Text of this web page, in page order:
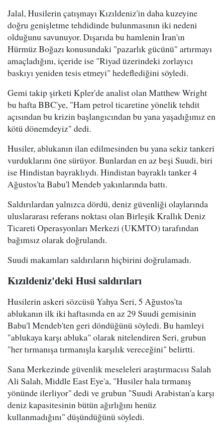
Jalal, Husilerin çatışmayı Kızıldeniz'in daha kuzeyine
doğru genişletme tehdidinde bulunmasının iki nedeni
olduğunu savunuyor. Dışarıda bu hamlenin İran'ın
Hürmüz Boğazı konusundaki "pazarlık gücünü" artırmayı
amaçladığını, içeride ise "Riyad üzerindeki zorlayıcı
baskıyı yeniden tesis etmeyi" hedeflediğini söyledi.
Gemi takip şirketi Kpler'de analist olan Matthew Wright
bu hafta BBC'ye, "Ham petrol ticaretine yönelik tehdit
açısından bu krizin başlangıcından bu yana yaşadığımız en
kötü dönemdeyiz" dedi.
Husiler, ablukanın ilan edilmesinden bu yana sekiz tankeri
vurduklarını öne sürüyor. Bunlardan en az beşi Suudi, biri
ise Hindistan bayraklıydı. Hindistan bayraklı tanker 4
Ağustos'ta Babu'l Mendeb yakınlarında battı.
Saldırılardan yalnızca dördü, deniz güvenliği olaylarında
uluslararası referans noktası olan Birleşik Krallık Deniz
Ticareti Operasyonları Merkezi (UKMTO) tarafından
bağımsız olarak doğrulandı.
Suudi makamları saldırıların hiçbirini doğrulamadı.
Kızıldeniz'deki Husi saldırıları
Husilerin askeri sözcüsü Yahya Seri, 5 Ağustos'ta
ablukanın ilk iki haftasında en az 29 Suudi gemisinin
Babu'l Mendeb'ten geri döndüğünü söyledi. Bu hamleyi
"ablukaya karşı abluka" olarak nitelendiren Seri, grubun
"her tırmanışa tırmanışla karşılık vereceğini" belirtti.
Sana Merkezinde güvenlik meseleleri araştırmacısı Salah
Ali Salah, Middle East Eye'a, "Husiler hala tırmanış
yönünde ilerliyor" dedi ve grubun "Suudi Arabistan'a karşı
deniz kapasitesinin bütün ağırlığını henüz
kullanmadığını" düşündüğünü söyledi.